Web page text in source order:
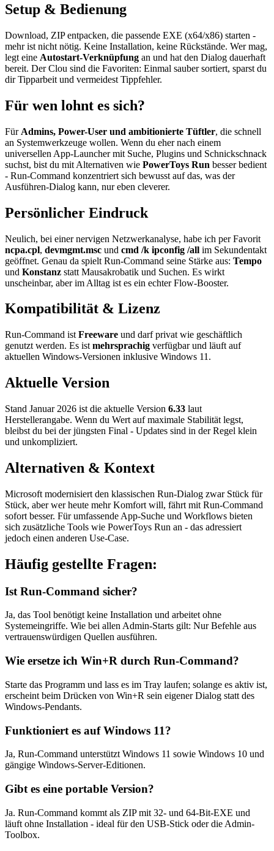
Setup & Bedienung
Download, ZIP entpacken, die passende EXE (x64/x86) starten -
mehr ist nicht nötig. Keine Installation, keine Rückstände. Wer mag,
legt eine Autostart-Verknüpfung an und hat den Dialog dauerhaft
bereit. Der Clou sind die Favoriten: Einmal sauber sortiert, sparst du
dir Tipparbeit und vermeidest Tippfehler.
Für wen lohnt es sich?
Für Admins, Power-User und ambitionierte Tüftler, die schnell
an Systemwerkzeuge wollen. Wenn du eher nach einem
universellen App-Launcher mit Suche, Plugins und Schnickschnack
suchst, bist du mit Alternativen wie PowerToys Run besser bedient
- Run-Command konzentriert sich bewusst auf das, was der
Ausführen-Dialog kann, nur eben cleverer.
Persönlicher Eindruck
Neulich, bei einer nervigen Netzwerkanalyse, habe ich per Favorit
ncpa.cpl, devmgmt.msc und cmd /k ipconfig /all im Sekundentakt
geöffnet. Genau da spielt Run-Command seine Stärke aus: Tempo
und Konstanz statt Mausakrobatik und Suchen. Es wirkt
unscheinbar, aber im Alltag ist es ein echter Flow-Booster.
Kompatibilität & Lizenz
Run-Command ist Freeware und darf privat wie geschäftlich
genutzt werden. Es ist mehrsprachig verfügbar und läuft auf
aktuellen Windows-Versionen inklusive Windows 11.
Aktuelle Version
Stand Januar 2026 ist die aktuelle Version 6.33 laut
Herstellerangabe. Wenn du Wert auf maximale Stabilität legst,
bleibst du bei der jüngsten Final - Updates sind in der Regel klein
und unkompliziert.
Alternativen & Kontext
Microsoft modernisiert den klassischen Run-Dialog zwar Stück für
Stück, aber wer heute mehr Komfort will, fährt mit Run-Command
sofort besser. Für umfassende App-Suche und Workflows bieten
sich zusätzliche Tools wie PowerToys Run an - das adressiert
jedoch einen anderen Use-Case.
Häufig gestellte Fragen:
Ist Run-Command sicher?
Ja, das Tool benötigt keine Installation und arbeitet ohne
Systemeingriffe. Wie bei allen Admin-Starts gilt: Nur Befehle aus
vertrauenswürdigen Quellen ausführen.
Wie ersetze ich Win+R durch Run-Command?
Starte das Programm und lass es im Tray laufen; solange es aktiv ist,
erscheint beim Drücken von Win+R sein eigener Dialog statt des
Windows-Pendants.
Funktioniert es auf Windows 11?
Ja, Run-Command unterstützt Windows 11 sowie Windows 10 und
gängige Windows-Server-Editionen.
Gibt es eine portable Version?
Ja. Run-Command kommt als ZIP mit 32- und 64-Bit-EXE und
läuft ohne Installation - ideal für den USB-Stick oder die Admin-
Toolbox.